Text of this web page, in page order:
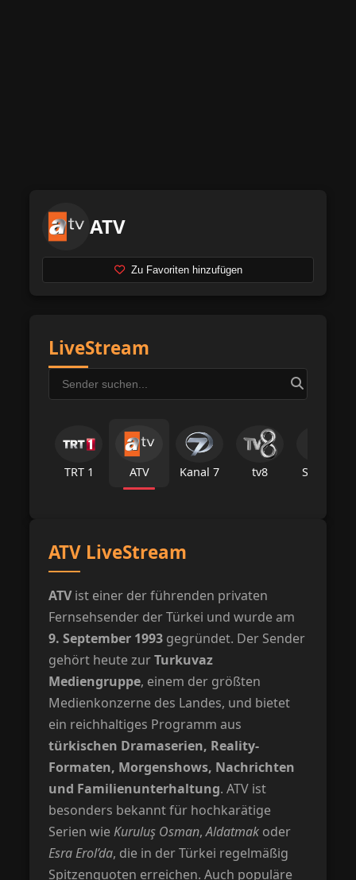
ATV
Zu Favoriten hinzufügen
LiveStream
TRT 1 ATV Kanal 7 tv8 Star Tv
ATV LiveStream
ATVist einer der führenden privaten
Fernsehsender der Türkei und wurde am
9. September 1993 gegründet. Der Sender
gehört heute zurTurkuvaz
Mediengruppe, einem der größten
Medienkonzerne des Landes, und bietet
ein reichhaltiges Programm aus
türkischen Dramaserien, Reality-
Formaten, Morgenshows, Nachrichten
und Familienunterhaltung. ATV ist
besonders bekannt für hochkarätige
Serien wieKuruluş Osman,Aldatmak oder
Esra Erol’da, die in der Türkei regelmäßig
Spitzenquoten erreichen. Auch populäre